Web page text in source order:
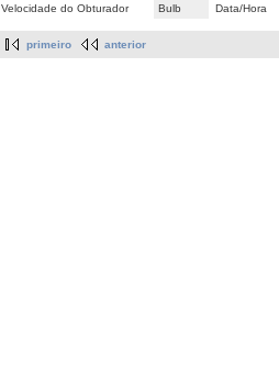
Velocidade do Obturador
Bulb Data/Hora
primeiro anterior